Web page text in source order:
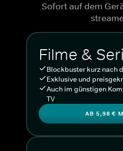
Sofort auf dem
Filme &
Blockbuster kurz nach
Exklusive und
Auch im günstigen
TV
AB 5,98 €